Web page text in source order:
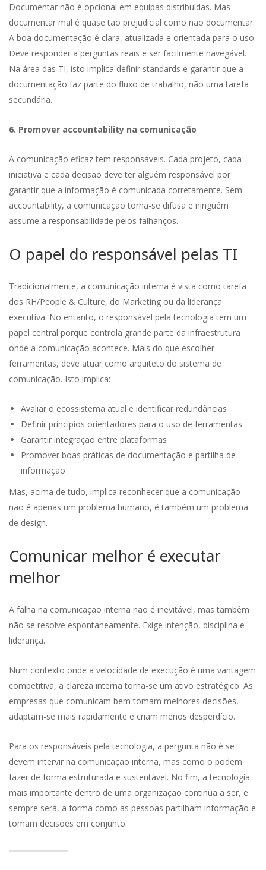
Documentar não é opcional em equipas distribuídas. Mas
documentar mal é quase tão prejudicial como não documentar.
A boa documentação é clara, atualizada e orientada para o uso.
Deve responder a perguntas reais e ser facilmente navegável.
Na área das TI, isto implica definir standards e garantir que a
documentação faz parte do fluxo de trabalho, não uma tarefa
secundária.
6. Promover accountability na comunicação
A comunicação eficaz tem responsáveis. Cada projeto, cada
iniciativa e cada decisão deve ter alguém responsável por
garantir que a informação é comunicada corretamente. Sem
accountability, a comunicação torna-se difusa e ninguém
assume a responsabilidade pelos falhanços.
O papel do responsável pelas TI
Tradicionalmente, a comunicação interna é vista como tarefa
dos RH/People & Culture, do Marketing ou da liderança
executiva. No entanto, o responsável pela tecnologia tem um
papel central porque controla grande parte da infraestrutura
onde a comunicação acontece. Mais do que escolher
ferramentas, deve atuar como arquiteto do sistema de
comunicação. Isto implica:
Avaliar o ecossistema atual e identificar redundâncias
Definir princípios orientadores para o uso de ferramentas
Garantir integração entre plataformas
Promover boas práticas de documentação e partilha de
informação
Mas, acima de tudo, implica reconhecer que a comunicação
não é apenas um problema humano, é também um problema
de design.
Comunicar melhor é executar
melhor
A falha na comunicação interna não é inevitável, mas também
não se resolve espontaneamente. Exige intenção, disciplina e
liderança.
Num contexto onde a velocidade de execução é uma vantagem
competitiva, a clareza interna torna-se um ativo estratégico. As
empresas que comunicam bem tomam melhores decisões,
adaptam-se mais rapidamente e criam menos desperdício.
Para os responsáveis pela tecnologia, a pergunta não é se
devem intervir na comunicação interna, mas como o podem
fazer de forma estruturada e sustentável. No fim, a tecnologia
mais importante dentro de uma organização continua a ser, e
sempre será, a forma como as pessoas partilham informação e
tomam decisões em conjunto.